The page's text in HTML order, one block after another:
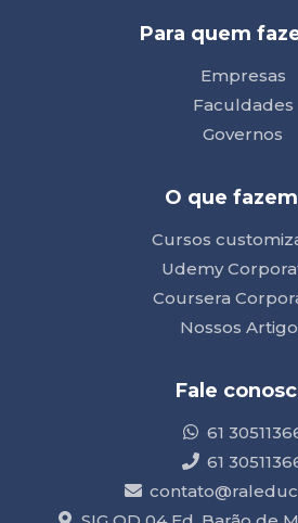
Para quem
Empresas
Faculdades
Governos
O que
Cursos
Udemy
Coursera
Nossos
Fale
61
61